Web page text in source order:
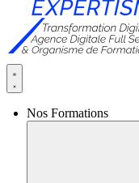
Nos Formations